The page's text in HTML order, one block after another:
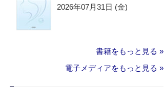
2026年07月31日 (金)
書籍をもっと見る »
電子メディアをもっと見る »